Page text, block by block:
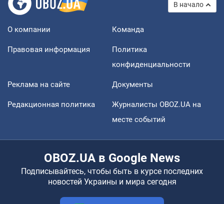
В начало
О компании Команда
Правовая информация
Политика
конфиденциальности
Реклама на сайте Документы
Редакционная политика
Журналисты OBOZ.UA на
месте событий
OBOZ.UA в Google News
Подписывайтесь, чтобы быть в курсе последних
новостей Украины и мира сегодня